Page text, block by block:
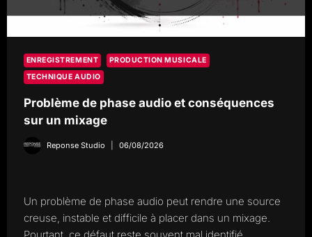
ENREGISTREMENT
PRODUCTION MUSICALE
TECHNIQUE AUDIO
Problème de phase audio et conséquences
sur un mixage
Reponse Studio 06/08/2026
Un problème de phase audio peut rendre une source
creuse, instable et difficile à placer dans un mixage.
Pourtant, ce défaut reste souvent mal identifié.